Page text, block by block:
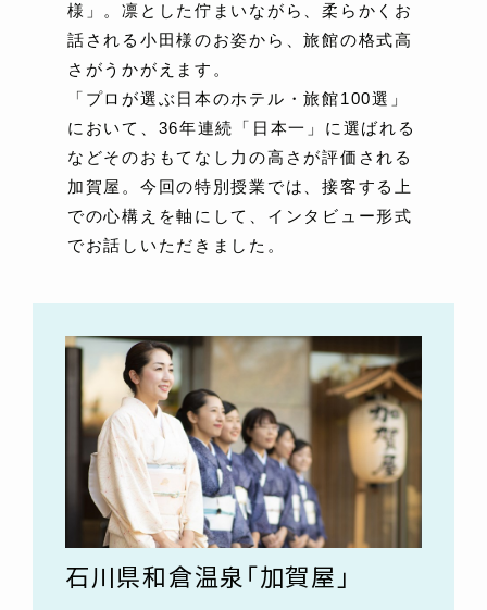
様」。凛とした佇まいながら、柔らかくお
話される小田様のお姿から、旅館の格式高
さがうかがえます。
「プロが選ぶ日本のホテル・旅館100選」
において、36年連続「日本一」に選ばれる
などそのおもてなし力の高さが評価される
加賀屋。今回の特別授業では、接客する上
での心構えを軸にして、インタビュー形式
でお話しいただきました。
石川県和倉温泉「加賀屋」